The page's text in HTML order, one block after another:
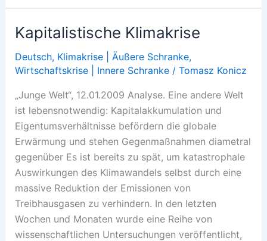
Kapitalistische Klimakrise
Deutsch, Klimakrise | Äußere Schranke,
Wirtschaftskrise | Innere Schranke/ Tomasz Konicz
„Junge Welt“, 12.01.2009 Analyse. Eine andere Welt
ist lebensnotwendig: Kapitalakkumulation und
Eigentumsverhältnisse befördern die globale
Erwärmung und stehen Gegenmaßnahmen diametral
gegenüber Es ist bereits zu spät, um katastrophale
Auswirkungen des Klimawandels selbst durch eine
massive Reduktion der Emissionen von
Treibhausgasen zu verhindern. In den letzten
Wochen und Monaten wurde eine Reihe von
wissenschaftlichen Untersuchungen veröffentlicht,